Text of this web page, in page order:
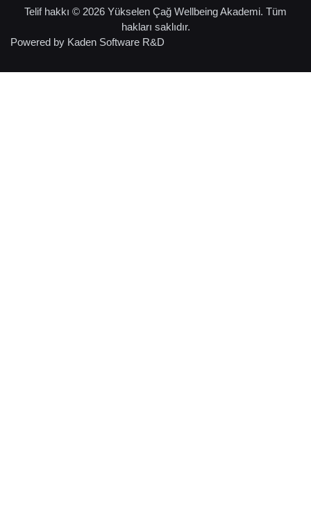
Telif hakkı © 2026 Yükselen Çağ Wellbeing Akademi. Tüm
hakları saklıdır.
Powered by Kaden Software R&D